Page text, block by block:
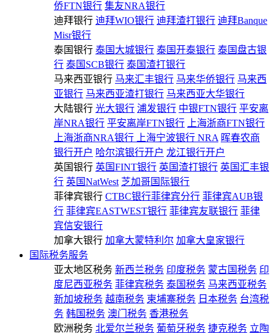
侨FTN银行 集友NRA银行
迪拜银行 迪拜WIO银行 迪拜渣打银行 迪拜Banque
Misr银行
泰国银行 泰国大城银行 泰国开泰银行 泰国盘古银
行 泰国SCB银行 泰国渣打银行
马来西亚银行 马来汇丰银行 马来华侨银行 马来西
亚银行 马来西亚渣打银行 马来西亚大华银行
大陆银行 光大银行 浦发银行 中银FTN银行 平安离
岸NRA银行 平安离岸FTN银行
上海浙商FTN银行
上海浙商NRA银行
上海宁波银行 NRA 晖春农商
银行开户 哈尔滨银行开户 龙江银行开户
英国银行 英国FINT银行 英国渣打银行 英国汇丰银
行 英国NatWest 芝加哥国际银行
菲律宾银行 CTBC银行菲律宾分行 菲律宾AUB银
行 菲律宾EASTWEST银行 菲律宾友联银行 菲律
宾信安银行
加拿大银行 加拿大蒙特利尔 加拿大皇家银行
国际税务服务
亚太地区税务 新西兰税务 印度税务 蒙古国税务 印
度尼西亚税务 菲律宾税务 泰国税务 马来西亚税务
新加坡税务 越南税务 柬埔寨税务 日本税务 台湾税
务 韩国税务 澳门税务 香港税务
欧洲税务 北爱尔兰税务 葡萄牙税务 捷克税务 立陶